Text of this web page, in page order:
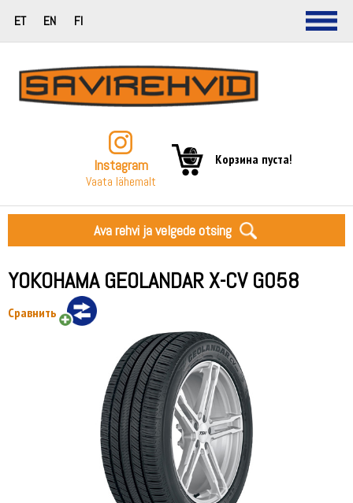
ET EN FI
Instagram
Vaata lähemalt
Корзина пуста!
Ava rehvi ja velgede otsing
YOKOHAMA GEOLANDAR X-CV G058
Сравнить